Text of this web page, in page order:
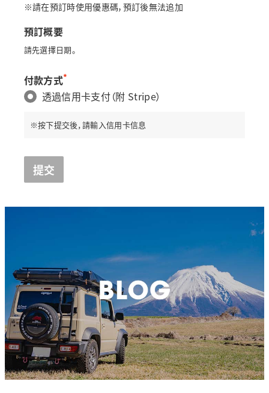
※請在預訂時使用優惠碼，預訂後無法追加
預訂概要
請先選擇日期。
付款方式*
透過信用卡支付（附 Stripe）
※按下提交後，請輸入信用卡信息
提交